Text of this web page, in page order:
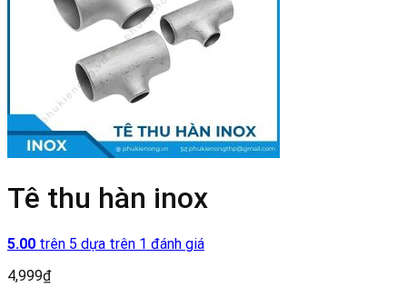
Tê thu hàn inox
5.00 trên 5 dựa trên 1 đánh giá
4,999₫